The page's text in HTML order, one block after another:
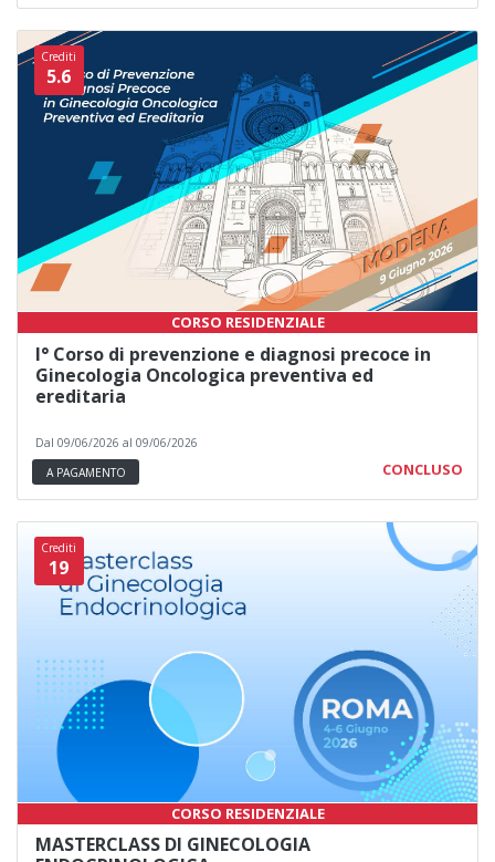
Crediti
5.6
CORSO RESIDENZIALE
I° Corso di prevenzione e diagnosi precoce in
Ginecologia Oncologica preventiva ed
ereditaria
Dal 09/06/2026 al 09/06/2026
A PAGAMENTO
CONCLUSO
Crediti
19
CORSO RESIDENZIALE
MASTERCLASS DI GINECOLOGIA